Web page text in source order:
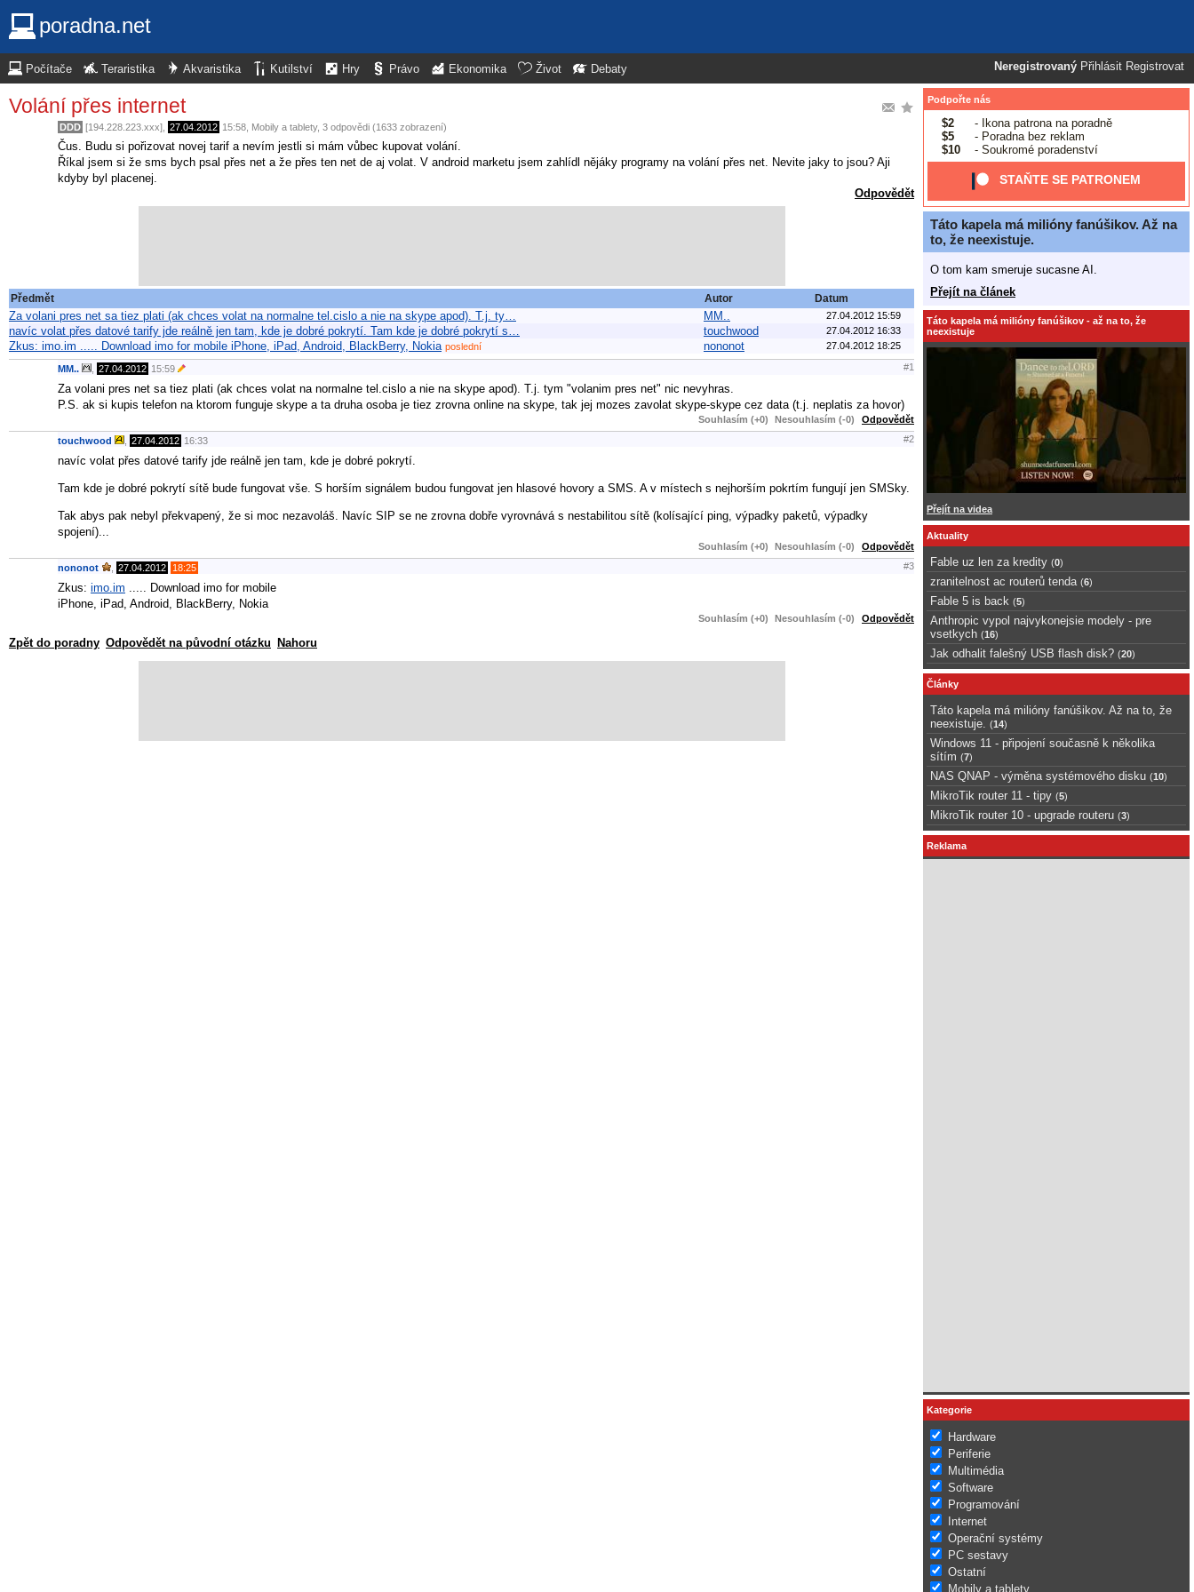
poradna.net
Neregistrovaný Přihlásit Registrovat
Počítače Teraristika Akvaristika Kutilství Hry Právo Ekonomika Život Debaty
Volání přes internet
DDD [194.228.223.xxx], 27.04.2012 15:58 Mobily a tablety, 3 odpovědi (1633 zobrazení)
Čus. Budu si pořizovat novej tarif a nevím jestli si mám vůbec kupovat volání.
Říkal jsem si že sms bych psal přes net a že přes ten net de aj volat. V android marketu jsem zahlídl nějáky programy na volání přes net. Nevite jaky to jsou? Aji
kdyby byl placenej.
Odpovědět
Předmět Autor Datum
Za volani pres net sa tiez plati (ak chces volat na normalne tel.cislo a nie na skype apod). T.j. ty… MM.. 27.04.2012 15:59
navíc volat přes datové tarify jde reálně jen tam, kde je dobré pokrytí. Tam kde je dobré pokrytí s… touchwood 27.04.2012 16:33
Zkus: imo.im ..... Download imo for mobile iPhone, iPad, Android, BlackBerry, Nokia poslední nononot 27.04.2012 18:25
MM.. 27.04.2012 15:59 #1
Za volani pres net sa tiez plati (ak chces volat na normalne tel.cislo a nie na skype apod). T.j. tym "volanim pres net" nic nevyhras.
P.S. ak si kupis telefon na ktorom funguje skype a ta druha osoba je tiez zrovna online na skype, tak jej mozes zavolat skype-skype cez data (t.j. neplatis za hovor)
Souhlasím (+0) Nesouhlasím (-0) Odpovědět
touchwood 27.04.2012 16:33 #2
navíc volat přes datové tarify jde reálně jen tam, kde je dobré pokrytí.
Tam kde je dobré pokrytí sítě bude fungovat vše. S horším signálem budou fungovat jen hlasové hovory a SMS. A v místech s nejhorším pokrtím fungují jen SMSky.
Tak abys pak nebyl překvapený, že si moc nezavoláš. Navíc SIP se ne zrovna dobře vyrovnává s nestabilitou sítě (kolísající ping, výpadky paketů, výpadky
spojení)...
Souhlasím (+0) Nesouhlasím (-0) Odpovědět
nononot 27.04.2012 18:25 #3
Zkus: imo.im ..... Download imo for mobile
iPhone, iPad, Android, BlackBerry, Nokia
Souhlasím (+0) Nesouhlasím (-0) Odpovědět
Zpět do poradny Odpovědět na původní otázku Nahoru
Podpořte nás
$2
- Ikona patrona na poradně
$5
- Poradna bez reklam
$10
- Soukromé poradenství
STAŇTE SE PATRONEM
Táto kapela má milióny fanúšikov. Až na
to, že neexistuje.
O tom kam smeruje sucasne AI.
Přejít na článek
Táto kapela má milióny fanúšikov - až na to, že
neexistuje
Přejít na videa
Aktuality
Fable uz len za kredity (0)
zranitelnost ac routerů tenda (6)
Fable 5 is back (5)
Anthropic vypol najvykonejsie modely - pre
vsetkych (16)
Jak odhalit falešný USB flash disk? (20)
Články
Táto kapela má milióny fanúšikov. Až na to, že
neexistuje.
(14)
Windows 11 - připojení současně k několika
sítím (7)
NAS QNAP - výměna systémového disku (10)
MikroTik router 11 - tipy (5)
MikroTik router 10 - upgrade routeru (3)
Reklama
Kategorie
Hardware
Periferie
Multimédia
Software
Programování
Internet
Operační systémy
PC sestavy
Ostatní
Mobily a tablety